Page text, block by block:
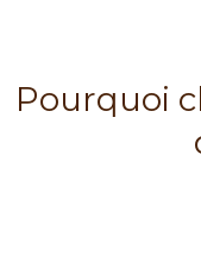
Pourquoi